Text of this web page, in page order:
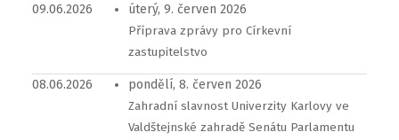
09.06.2026 úterý, 9. červen 2026
Příprava zprávy pro Církevní
zastupitelstvo
08.06.2026 pondělí, 8. červen 2026
Zahradní slavnost Univerzity Karlovy ve
Valdštejnské zahradě Senátu Parlamentu